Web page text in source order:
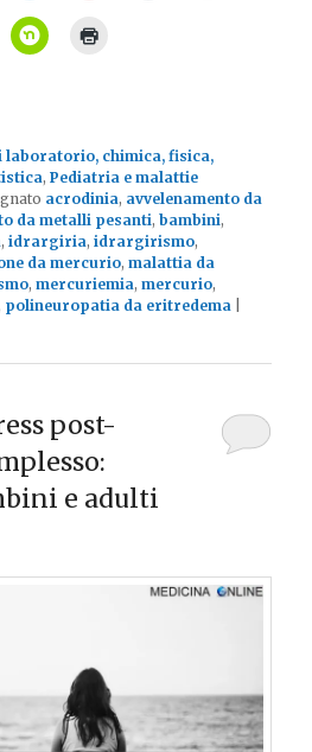
laboratorio, chimica, fisica,
,Pediatria e malattie
acrodinia, avvelenamento da
da metalli pesanti,bambini,
,idrargiria,idrargirismo,
da mercurio,malattia da
,mercuriemia,mercurio,
polineuropatia da eritredema
post-
e adulti